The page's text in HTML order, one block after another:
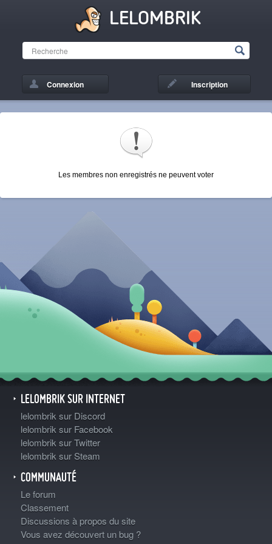
LELOMBRIK
Connexion Inscription
Les membres non enregistrés ne peuvent voter
LELOMBRIK SUR INTERNET
lelombrik sur Discord
lelombrik sur Facebook
lelombrik sur Twitter
lelombrik sur Steam
COMMUNAUTÉ
Le forum
Classement
Discussions à propos du site
Vous avez découvert un bug ?